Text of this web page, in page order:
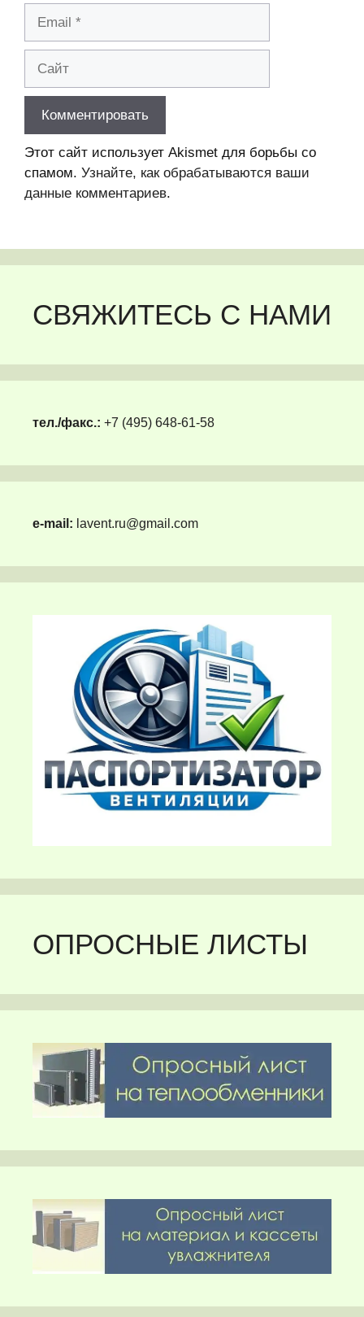
Этот сайт использует Akismet для борьбы со
спамом. Узнайте, как обрабатываются ваши
данные комментариев.
СВЯЖИТЕСЬ С НАМИ
тел./факс.: +7 (495) 648-61-58
e-mail: lavent.ru@gmail.com
ОПРОСНЫЕ ЛИСТЫ